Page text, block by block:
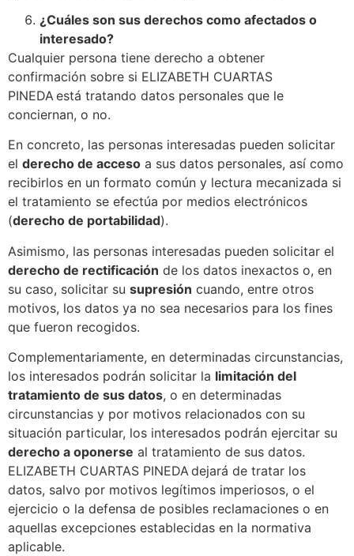
¿Cuáles son sus derechos como afectados o
interesado?
Cualquier persona tiene derecho a obtener
confirmación sobre si ELIZABETH CUARTAS
PINEDA está tratando datos personales que le
conciernan, o no.
En concreto, las personas interesadas pueden solicitar
el derecho de acceso a sus datos personales, así como
recibirlos en un formato común y lectura mecanizada si
el tratamiento se efectúa por medios electrónicos
(derecho de portabilidad).
Asimismo, las personas interesadas pueden solicitar el
derecho de rectificación de los datos inexactos o, en
su caso, solicitar su supresión cuando, entre otros
motivos, los datos ya no sea necesarios para los fines
que fueron recogidos.
Complementariamente, en determinadas circunstancias,
los interesados podrán solicitar la limitación del
tratamiento de sus datos, o en determinadas
circunstancias y por motivos relacionados con su
situación particular, los interesados podrán ejercitar su
derecho a oponerse al tratamiento de sus datos.
ELIZABETH CUARTAS PINEDA dejará de tratar los
datos, salvo por motivos legítimos imperiosos, o el
ejercicio o la defensa de posibles reclamaciones o en
aquellas excepciones establecidas en la normativa
aplicable.